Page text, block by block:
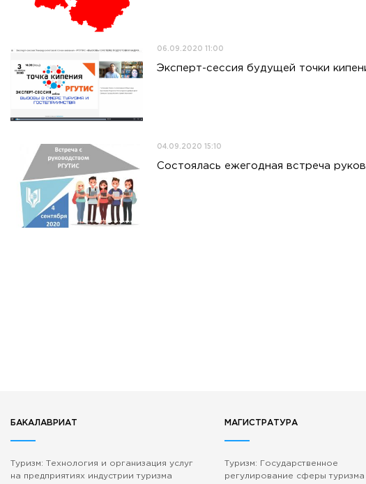
06.09.2020 11:00
Эксперт-сессия будущей точки
04.09.2020 15:10
Состоялась ежегодная встреча
БАКАЛАВРИАТ
Туризм: Технология и организация услуг
на предприятиях индустрии туризма
МАГИСТРАТУРА
Туризм: Государственное
регулирование сферы туризма